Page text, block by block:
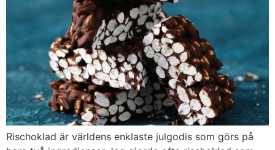
Rischoklad är världens enklaste julgodis som görs på